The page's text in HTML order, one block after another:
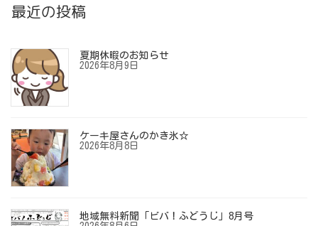
最近の投稿
夏期休暇のお知らせ
2026年8月9日
ケーキ屋さんのかき氷☆
2026年8月8日
地域無料新聞「ビバ！ふどうじ」8月号